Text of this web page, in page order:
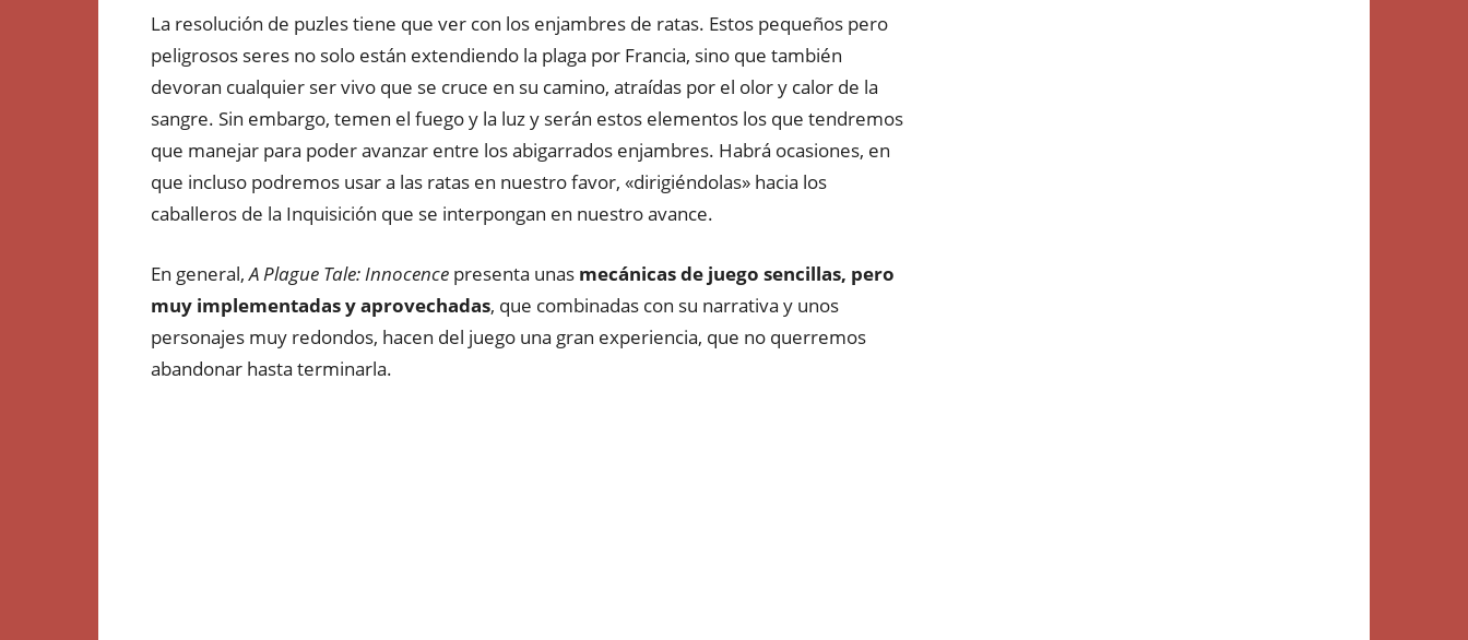
La resolución de puzles tiene que ver con los enjambres de ratas. Estos pequeños pero
peligrosos seres no solo están extendiendo la plaga por Francia, sino que también
devoran cualquier ser vivo que se cruce en su camino, atraídas por el olor y calor de la
sangre. Sin embargo, temen el fuego y la luz y serán estos elementos los que tendremos
que manejar para poder avanzar entre los abigarrados enjambres. Habrá ocasiones, en
que incluso podremos usar a las ratas en nuestro favor, «dirigiéndolas» hacia los
caballeros de la Inquisición que se interpongan en nuestro avance.
En general,A Plague Tale: Innocence presenta unas mecánicas de juego sencillas, pero
muy implementadas y aprovechadas, que combinadas con su narrativa y unos
personajes muy redondos, hacen del juego una gran experiencia, que no querremos
abandonar hasta terminarla.